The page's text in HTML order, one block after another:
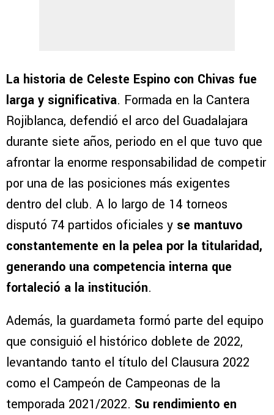
La historia de Celeste Espino con Chivas fue
larga y significativa. Formada en la Cantera
Rojiblanca, defendió el arco del Guadalajara
durante siete años, periodo en el que tuvo que
afrontar la enorme responsabilidad de competir
por una de las posiciones más exigentes
dentro del club. A lo largo de 14 torneos
disputó 74 partidos oficiales y se mantuvo
constantemente en la pelea por la titularidad,
generando una competencia interna que
fortaleció a la institución.
Además, la guardameta formó parte del equipo
que consiguió el histórico doblete de 2022,
levantando tanto el título del Clausura 2022
como el Campeón de Campeonas de la
temporada 2021/2022. Su rendimiento en